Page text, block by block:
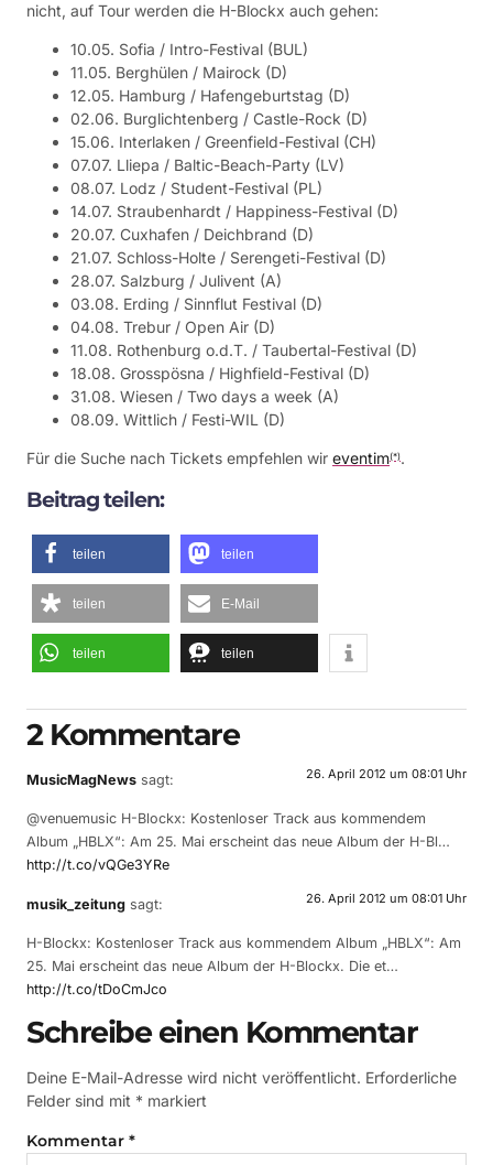
nicht, auf Tour werden die H-Blockx auch gehen:
10.05. Sofia / Intro-Festival (BUL)
11.05. Berghülen / Mairock (D)
12.05. Hamburg / Hafengeburtstag (D)
02.06. Burglichtenberg / Castle-Rock (D)
15.06. Interlaken / Greenfield-Festival (CH)
07.07. Lliepa / Baltic-Beach-Party (LV)
08.07. Lodz / Student-Festival (PL)
14.07. Straubenhardt / Happiness-Festival (D)
20.07. Cuxhafen / Deichbrand (D)
21.07. Schloss-Holte / Serengeti-Festival (D)
28.07. Salzburg / Julivent (A)
03.08. Erding / Sinnflut Festival (D)
04.08. Trebur / Open Air (D)
11.08. Rothenburg o.d.T. / Taubertal-Festival (D)
18.08. Grosspösna / Highfield-Festival (D)
31.08. Wiesen / Two days a week (A)
08.09. Wittlich / Festi-WIL (D)
Für die Suche nach Tickets empfehlen wir eventim(*).
Beitrag teilen:
teilen teilen
teilen E-Mail
teilen teilen
2 Kommentare
MusicMagNews sagt: 26. April 2012 um 08:01 Uhr
@venuemusic H-Blockx: Kostenloser Track aus kommendem
Album „HBLX“: Am 25. Mai erscheint das neue Album der H-Bl…
http://t.co/vQGe3YRe
musik_zeitung sagt: 26. April 2012 um 08:01 Uhr
H-Blockx: Kostenloser Track aus kommendem Album „HBLX“: Am
25. Mai erscheint das neue Album der H-Blockx. Die et…
http://t.co/tDoCmJco
Schreibe einen Kommentar
Deine E-Mail-Adresse wird nicht veröffentlicht. Erforderliche
Felder sind mit * markiert
Kommentar *